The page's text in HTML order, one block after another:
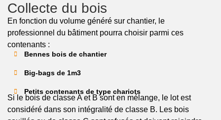
Collecte du bois
En fonction du volume généré sur chantier, le
professionnel du bâtiment pourra choisir parmi ces
contenants :
Bennes bois de chantier
Big-bags de 1m3
Petits contenants de type chariots
Si le bois de classe A et B sont en mélange, le lot est
considéré dans son intégralité de classe B. Les bois